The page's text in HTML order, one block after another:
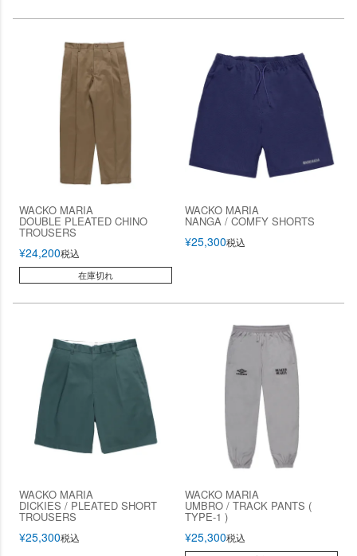
WACKO MARIA
DOUBLE PLEATED CHINO
TROUSERS
¥24,200税込
在庫切れ
WACKO MARIA
NANGA / COMFY SHORTS
¥25,300税込
WACKO MARIA
DICKIES / PLEATED SHORT
TROUSERS
¥25,300税込
WACKO MARIA
UMBRO / TRACK PANTS (
TYPE-1 )
¥25,300税込